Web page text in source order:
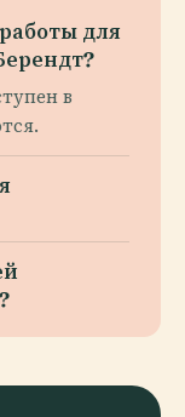
для
в